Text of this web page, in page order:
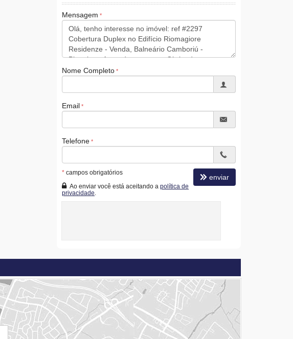
Mensagem
Nome Completo
Email
Telefone
* campos obrigatórios
Ao enviar você está aceitando a política de
privacidade
enviar